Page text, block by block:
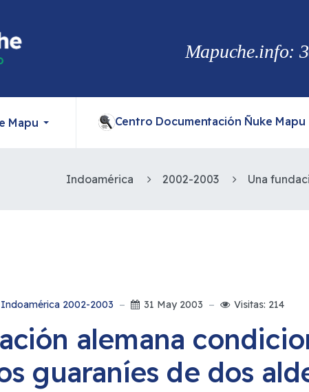
Mapuche.info:
Mapu Centro Documentación Ñuke Mapu
Indoamérica 2002-2003
Indoamérica 2002-2003 31 May 2003 Visitas: 214
alemana
guaraníes de dos